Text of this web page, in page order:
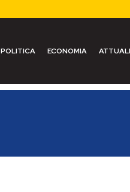
POLITICA ECONOMIA